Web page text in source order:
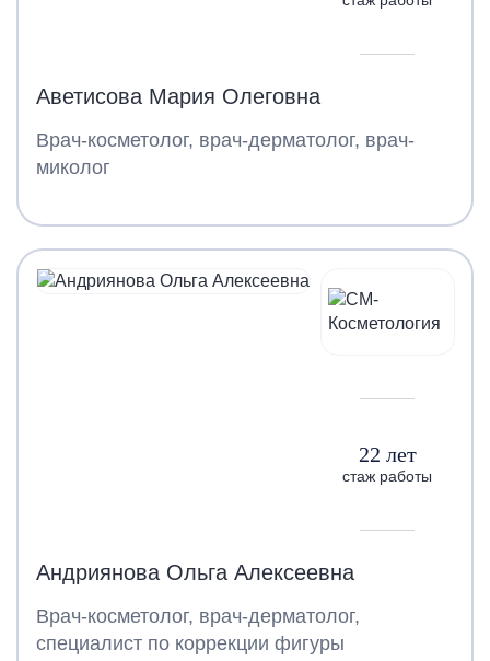
Аветисова Мария Олеговна
Врач-косметолог, врач-дерматолог, врач-
миколог
22 лет
стаж работы
Андриянова Ольга Алексеевна
Врач-косметолог, врач-дерматолог,
специалист по коррекции фигуры